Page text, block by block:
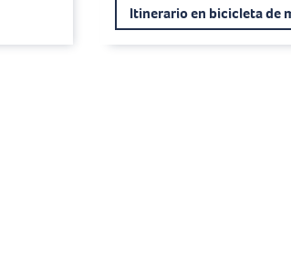
Itinerario en bicicleta de